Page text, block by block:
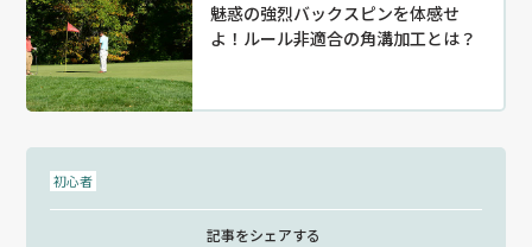
魅惑の強烈バックスピンを体感せ
よ！ルール非適合の角溝加工とは？
初心者
記事をシェアする